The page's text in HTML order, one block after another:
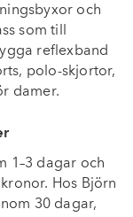
och
som till
reflexband
polo-skjortor,
damer.
1–3 dagar och
Hos Björn
30 dagar,